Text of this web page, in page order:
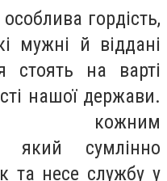
гордість,
мужні й віддані
стоять на варті
нашої держави.
кожним
який сумлінно
та несе службу у